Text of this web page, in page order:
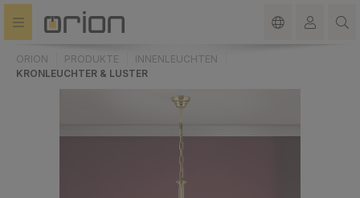
springen
ORION PRODUKTE
INNENLEUCHTEN
KRONLEUCHTER & LUSTER